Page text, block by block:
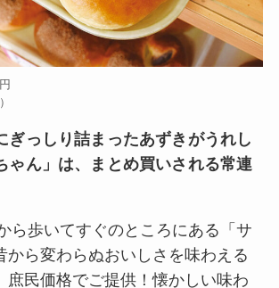
ぎっしり詰まったあずきがうれし
ゃん」は、まとめ買いされる常連
ら歩いてすぐのところにある「サ
から変わらぬおいしさを味わえる
庶民価格でご提供！懐かしい味わ